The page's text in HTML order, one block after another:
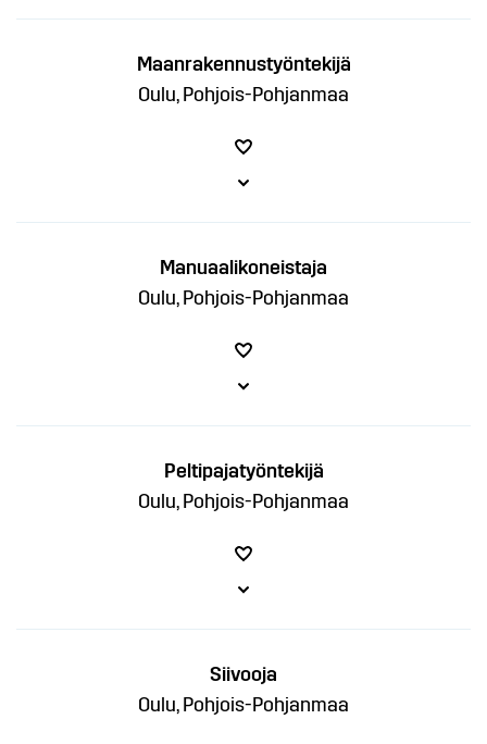
Maanrakennustyöntekijä
Oulu, Pohjois-Pohjanmaa
Manuaalikoneistaja
Oulu, Pohjois-Pohjanmaa
Peltipajatyöntekijä
Oulu, Pohjois-Pohjanmaa
Siivooja
Oulu, Pohjois-Pohjanmaa